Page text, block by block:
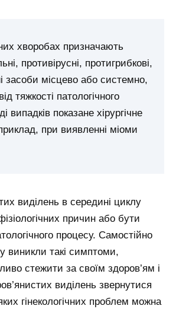
хворобах призначають
противірусні, протигрибкові,
засоби місцево або системно,
тяжкості патологічного
випадків показане хірургічне
при виявленні міоми
виділень в середині циклу
причин або бути
процесу. Самостійно
виникли такі симптоми,
стежити за своїм здоров’ям і
виділень звернутися
гінекологічних проблем можна